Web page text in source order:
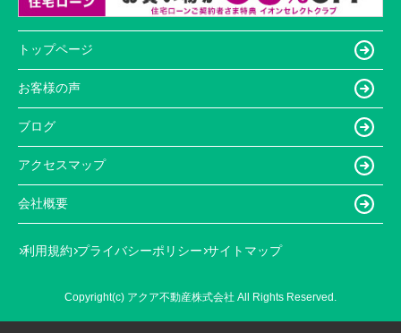
トップページ
お客様の声
ブログ
アクセスマップ
会社概要
利用規約 プライバシーポリシー サイトマップ
Copyright(c) アクア不動産株式会社 All Rights Reserved.